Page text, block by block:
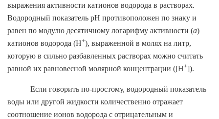
выражения активности катионов водорода в растворах.
Водородный показатель pH противоположен по знаку и
равен по модулю десятичному логарифму активности (а)
катионов водорода (Н+), выраженной в молях на литр,
которую в сильно разбавленных растворах можно считать
равной их равновесной молярной концентрации ([H+]).
Если говорить по-простому, водородный показатель
воды или другой жидкости количественно отражает
соотношение ионов водорода с отрицательным и